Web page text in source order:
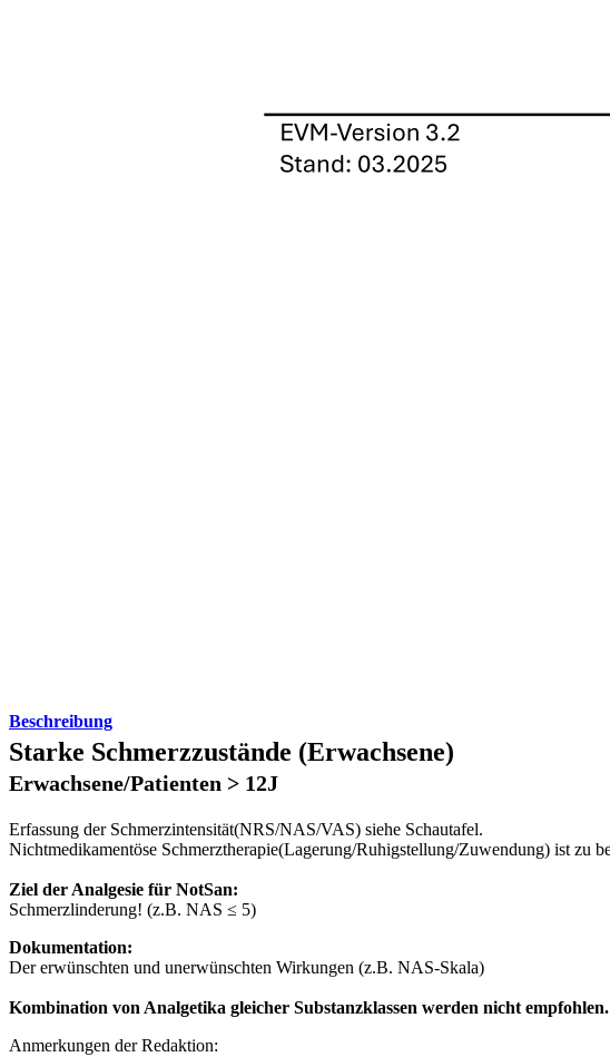
Beschreibung
Starke Schmerzzustände (Erwachsene)
Erwachsene/Patienten > 12J
Erfassung der Schmerzintensität(NRS/NAS/VAS) siehe Schautafel.
Nichtmedikamentöse Schmerztherapie(Lagerung/Ruhigstellung/Zuwendung) ist zu
Ziel der Analgesie für NotSan:
Schmerzlinderung! (z.B. NAS ≤ 5)
Dokumentation:
Der erwünschten und unerwünschten Wirkungen (z.B. NAS-Skala)
Kombination von Analgetika gleicher Substanzklassen werden nicht empfohlen.
Anmerkungen der Redaktion: